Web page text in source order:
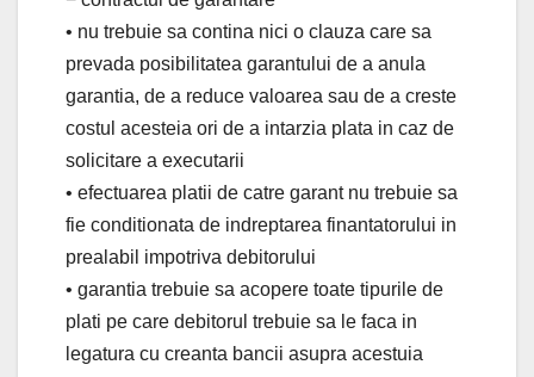
• nu trebuie sa contina nici o clauza care sa
prevada posibilitatea garantului de a anula
garantia, de a reduce valoarea sau de a creste
costul acesteia ori de a intarzia plata in caz de
solicitare a executarii
• efectuarea platii de catre garant nu trebuie sa
fie conditionata de indreptarea finantatorului in
prealabil impotriva debitorului
• garantia trebuie sa acopere toate tipurile de
plati pe care debitorul trebuie sa le faca in
legatura cu creanta bancii asupra acestuia